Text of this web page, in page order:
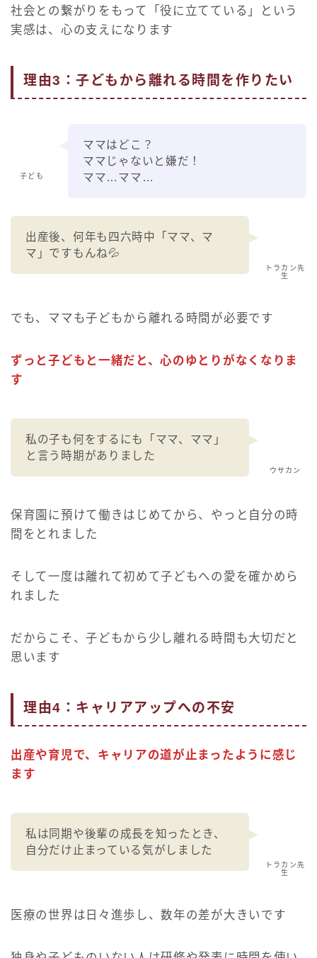
社会との繋がりをもって「役に立てている」という
実感は、心の支えになります
理由3：子どもから離れる時間を作りたい
子ども
ママはどこ？
ママじゃないと嫌だ！
ママ…ママ…
トラカン先
生
出産後、何年も四六時中「ママ、マ
マ」ですもんね💦
でも、ママも子どもから離れる時間が必要です
ずっと子どもと一緒だと、心のゆとりがなくなりま
す
ウサカン
私の子も何をするにも「ママ、ママ」
と言う時期がありました
保育園に預けて働きはじめてから、やっと自分の時
間をとれました
そして一度は離れて初めて子どもへの愛を確かめら
れました
だからこそ、子どもから少し離れる時間も大切だと
思います
理由4：キャリアアップへの不安
出産や育児で、キャリアの道が止まったように感じ
ます
トラカン先
生
私は同期や後輩の成長を知ったとき、
自分だけ止まっている気がしました
医療の世界は日々進歩し、数年の差が大きいです